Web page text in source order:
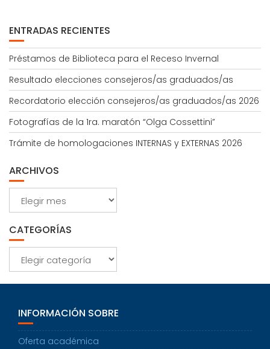
ENTRADAS RECIENTES
Préstamos de Biblioteca para el Receso Invernal
Resultado elecciones consejeros/as graduados/as
Recordatorio elección consejeros/as graduados/as 2026
Fotografías de la 1ra. maratón “Olga Cossettini”
Trámite de homologaciones INTERNAS y EXTERNAS 2026
ARCHIVOS
Archivos
CATEGORÍAS
Categorías
INFORMACIÓN SOBRE
Oferta académica